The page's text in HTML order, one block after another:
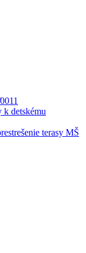
k detskému
terasy MŠ